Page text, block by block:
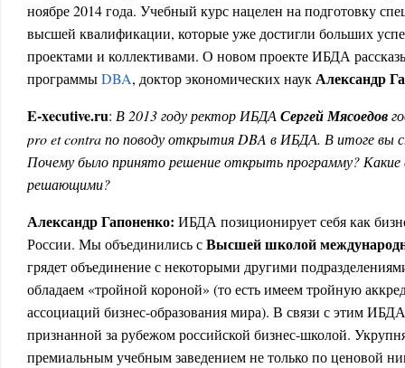
ноябре 2014 года. Учебный курс нацелен на подготовку
высшей квалификации, которые уже достигли больших
проектами и коллективами. О новом проекте ИБДА
программыDBA, доктор экономических наукАлександр
E-xecutive.ru: В 2013 году ректор ИБДА Сергей Мясоедов
pro et contra по поводу открытия DBA в ИБДА. В итоге вы
Почему было принято решение открыть программу?
решающими?
Александр Гапоненко: ИБДА позиционирует себя как
России. Мы объединились сВысшей школой
грядет объединение с некоторыми другими
обладаем «тройной короной» (то есть имеем тройную
ассоциаций бизнес-образования мира). В связи с этим
признанной за рубежом российской бизнес-школой.
премиальным учебным заведением не только по ценовой